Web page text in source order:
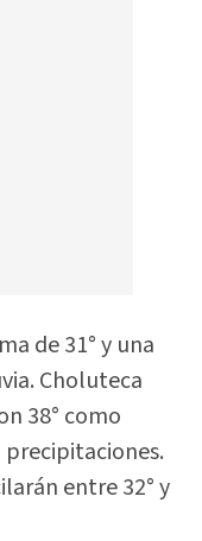
de 31° y una
Choluteca
38° como
precipitaciones.
entre 32° y